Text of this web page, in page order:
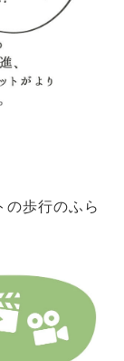
の歩行のふら